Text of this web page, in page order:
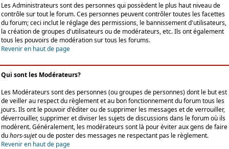
Les Administrateurs sont des personnes qui possèdent le plus haut niveau de
contrôle sur tout le forum. Ces personnes peuvent contrôler toutes les facettes
du forum; ceci inclut le réglage des permissions, le bannissement d'utilisateurs,
la création de groupes d'utilisateurs ou de modérateurs, etc. Ils ont également
tous les pouvoirs de modération sur tous les forums.
Revenir en haut de page
Qui sont les Modérateurs?
Les Modérateurs sont des personnes (ou groupes de personnes) dont le but est
de veiller au respect du règlement et au bon fonctionnement du forum tous les
jours. Ils ont le pouvoir d'éditer ou de supprimer les messages et de verrouiller,
déverrouiller, supprimer et diviser les sujets de discussions dans le forum où ils
modèrent. Généralement, les modérateurs sont là pour éviter aux gens de faire
duhors-sujetou de poster des messages ne respectant pas le règlement.
Revenir en haut de page